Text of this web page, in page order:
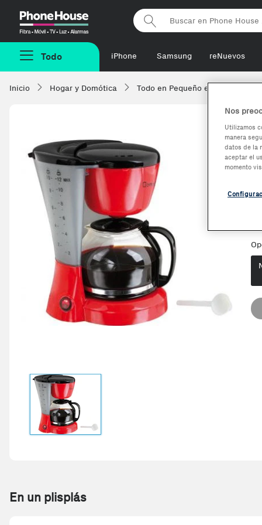
Phonehouse
Todo iPhone Samsung reNuevos
Inicio Hogar y Domótica Todo en Pequeño
En un plisplás
Nos
Utilizamos
manera
datos de la
aceptar el
momento